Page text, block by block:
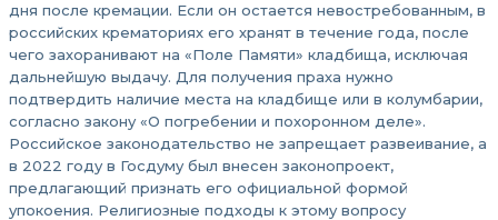
дня после кремации. Если он остается невостребованным, в
российских крематориях его хранят в течение года, после
чего захоранивают на «Поле Памяти» кладбища, исключая
дальнейшую выдачу. Для получения праха нужно
подтвердить наличие места на кладбище или в колумбарии,
согласно закону «О погребении и похоронном деле».
Российское законодательство не запрещает развеивание, а
в 2022 году в Госдуму был внесен законопроект,
предлагающий признать его официальной формой
упокоения. Религиозные подходы к этому вопросу